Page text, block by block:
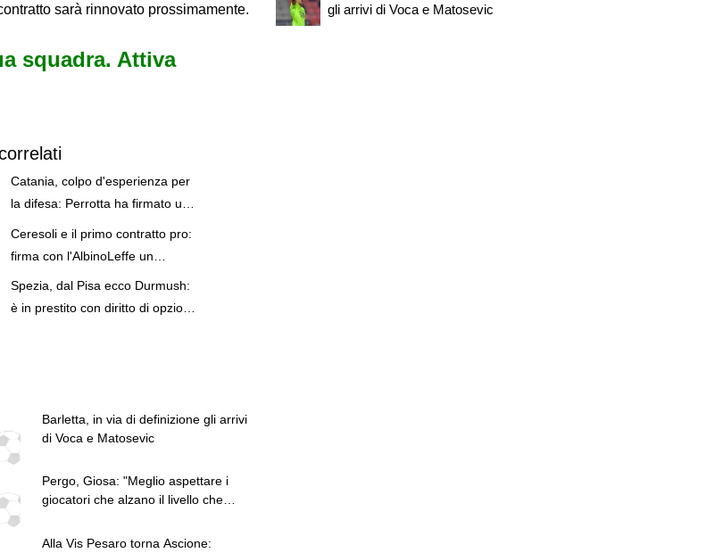
sarà rinnovato prossimamente.
squadra. Attiva
Catania, colpo d'esperienza per
la difesa: Perrotta ha firmato un
Ceresoli e il primo contratto pro:
firma con l'AlbinoLeffe un
accordo annuale con opzione
Spezia, dal Pisa ecco Durmush:
è in prestito con diritto di opzione
Barletta, in via di definizione gli arrivi
di Voca e Matosevic
Pergo, Giosa: "Meglio aspettare i
giocatori che alzano il livello che
Alla Vis Pesaro torna Ascione:
gli arrivi di Voca e Matosevic